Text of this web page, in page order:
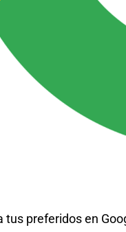
tus preferidos en